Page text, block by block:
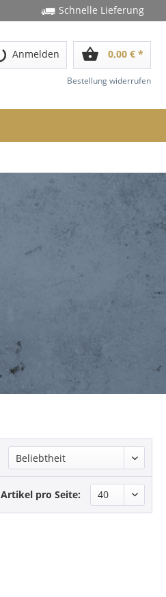
Schnelle Lieferung
Anmelden shopping_basket 0,00 € *
Bestellung widerrufen
Artikel pro Seite: